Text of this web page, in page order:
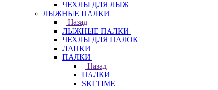
ЧЕХЛЫ ДЛЯ ЛЫЖ
ЛЫЖНЫЕ ПАЛКИ
Назад
ЛЫЖНЫЕ ПАЛКИ
ЧЕХЛЫ ДЛЯ ПАЛОК
ЛАПКИ
ПАЛКИ
Назад
ПАЛКИ
SKI TIME